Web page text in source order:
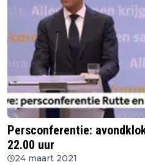
Persconferentie:
22.00 uur
24 maart 2021